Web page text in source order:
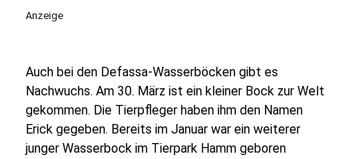
Anzeige
Auch bei den Defassa-Wasserböcken gibt es
Nachwuchs. Am 30. März ist ein kleiner Bock zur Welt
gekommen. Die Tierpfleger haben ihm den Namen
Erick gegeben. Bereits im Januar war ein weiterer
junger Wasserbock im Tierpark Hamm geboren